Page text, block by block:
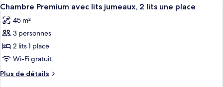
1
très
grand
lit
de
Suite
Studio,
très
grand
toutes
les
photos
pour
ce
type
de
1
Chambre Premium avec lits jumeaux, 2 lits une place
45 m²
3 personnes
2 lits 1 place
Wi-Fi gratuit
Plus de détails
Plus